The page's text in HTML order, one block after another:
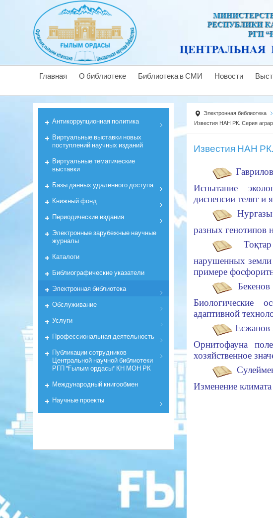
Главная О библиотеке Библиотека в СМИ Новости
Электронная библиотека
Известия НАН РК. Серия
Известия НАН
Испытание
диспепсии телят и
разных генотипов
нарушенных земли
примере
Биологические
адаптивной
Орнитофауна
хозяйственное
Изменение
Антикоррyпционная политика
Виртуальные выставки новых
поступлений научных изданий
Виртуальные тематические
выставки
Базы данных удаленного доступа
Книжный фонд
Периодические издания
Электронные зарубежные научные
журналы
Каталоги
Библиографические указатели
Электронная библиотека
Обслуживание
Услуги
Профессиональная деятельность
Публикации сотрудников
Центральной научной библиотеки
РГП "Ғылым ордасы" КН МОН РК
Международный книгообмен
Научные проекты